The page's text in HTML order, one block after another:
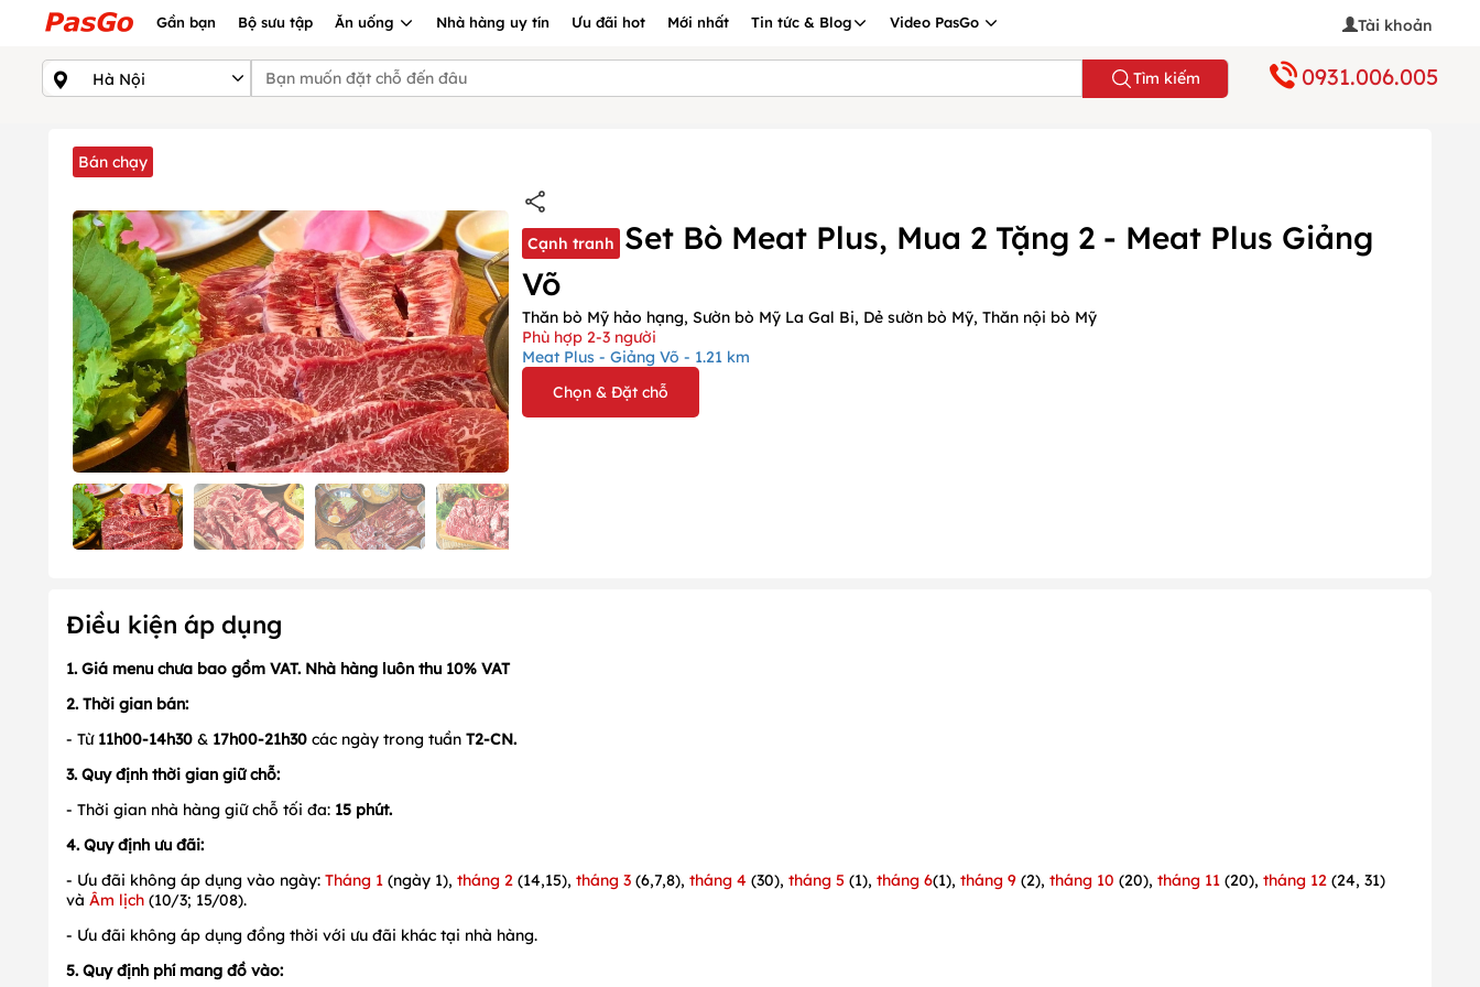
Gần bạn Bộ sưu tập Ăn uống Nhà hàng uy tín Ưu đãi hot Mới nhất Tin tức & Blog Video PasGo Tài khoản
Tìm kiếm 0931.006.005
Bán chạy
Cạnh tranh
Set Bò Meat Plus, Mua 2 Tặng 2 - Meat Plus Giảng
Võ
Thăn bò Mỹ hảo hạng, Sườn bò Mỹ La Gal Bi, Dẻ sườn bò Mỹ, Thăn nội bò Mỹ
Phù hợp 2-3 người
Meat Plus - Giảng Võ - 1.21 km
Chọn & Đặt chỗ
Điều kiện áp dụng
1. Giá menu chưa bao gồm VAT. Nhà hàng luôn thu 10% VAT
2. Thời gian bán:
- Từ 11h00-14h30 & 17h00-21h30 các ngày trong tuần T2-CN.
3. Quy định thời gian giữ chỗ:
- Thời gian nhà hàng giữ chỗ tối đa: 15 phút.
4. Quy định ưu đãi:
- Ưu đãi không áp dụng vào ngày: Tháng 1 (ngày 1), tháng 2 (14,15), tháng 3 (6,7,8), tháng 4 (30), tháng 5 (1), tháng 6(1), tháng 9 (2), tháng 10 (20), tháng 11 (20), tháng 12 (24, 31)
và Âm lịch (10/3; 15/08).
- Ưu đãi không áp dụng đồng thời với ưu đãi khác tại nhà hàng.
5. Quy định phí mang đồ vào: